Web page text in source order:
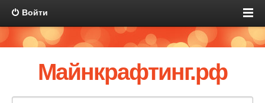
Войти
Майнкрафтинг.рф